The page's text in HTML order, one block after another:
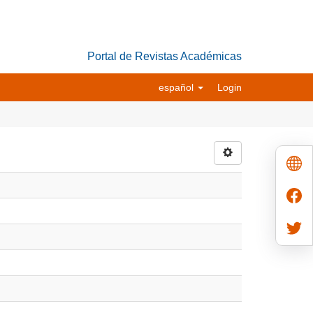
Portal de Revistas Académicas
español Login